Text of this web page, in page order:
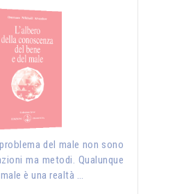
del male non sono
ma metodi. Qualunque
è una realtà …